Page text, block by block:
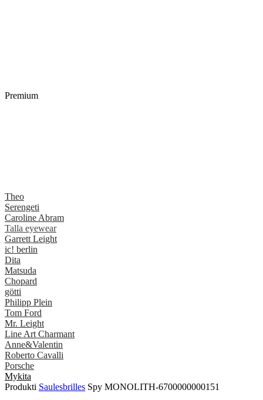
Premium
Theo
Serengeti
Caroline Abram
Talla eyewear
Garrett Leight
ic! berlin
Dita
Matsuda
Chopard
götti
Philipp Plein
Tom Ford
Mr. Leight
Line Art Charmant
Anne&Valentin
Roberto Cavalli
Porsche
Mykita
Produkti Saulesbrilles Spy MONOLITH-6700000000151